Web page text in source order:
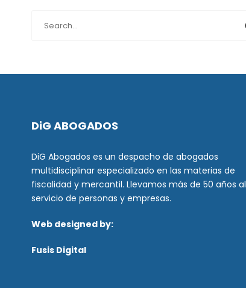
DiG ABOGADOS
DiG Abogados es un despacho de abogados
multidisciplinar especializado en las materias de
fiscalidad y mercantil. Llevamos más de 50 años al
servicio de personas y empresas.
Web designed by:
Fusis Digital